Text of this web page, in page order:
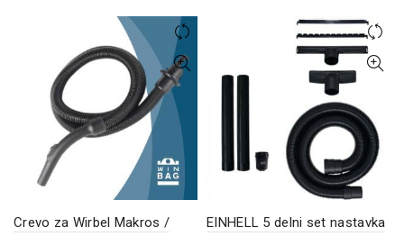
Crevo za Wirbel Makros /
EINHELL 5 delni set nastavka